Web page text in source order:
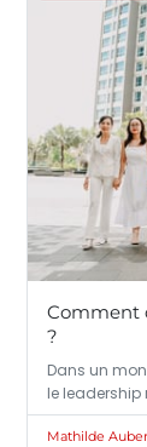
Comment
?
Dans un
le leadership
Mathilde